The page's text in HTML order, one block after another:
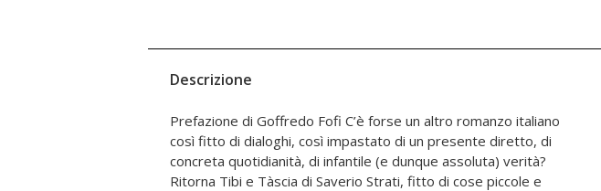
Descrizione
Prefazione di Goffredo Fofi C’è forse un altro romanzo italiano
così fitto di dialoghi, così impastato di un presente diretto, di
concreta quotidianità, di infantile (e dunque assoluta) verità?
Ritorna Tibi e Tàscia di Saverio Strati, fitto di cose piccole e
pochi romanzi italiani sono paragonabili a questo, nella sua
capacità di aprirci a un paesaggio completo e complesso, e però
affrontato con la balda capacità dei bambini di farlo proprio, di
acquisirlo ed esperirlo giorno per giorno, nel variare delle stagioni